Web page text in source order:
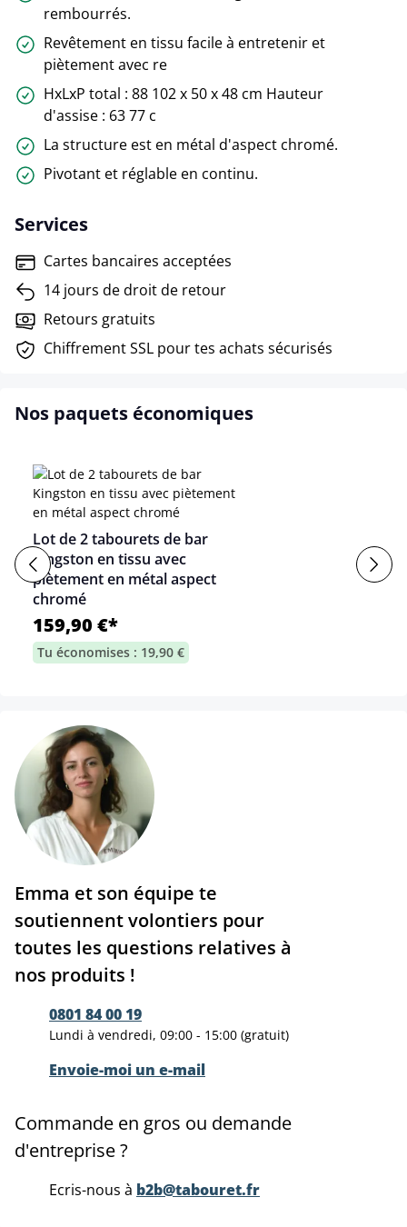
rembourrés.
Revêtement en tissu facile à entretenir et
piètement avec re
HxLxP total : 88 102 x 50 x 48 cm Hauteur
d'assise : 63 77 c
La structure est en métal d'aspect chromé.
Pivotant et réglable en continu.
Services
Cartes bancaires acceptées
14 jours de droit de retour
Retours gratuits
Chiffrement SSL pour tes achats sécurisés
Nos paquets économiques
Lot de 2 tabourets de bar
Kingston en tissu avec
piètement en métal aspect
chromé
159,90 €*
Tu économises : 19,90 €
Emma et son équipe te
soutiennent volontiers pour
toutes les questions relatives à
nos produits !
0801 84 00 19
Lundi à vendredi, 09:00 - 15:00 (gratuit)
Envoie-moi un e-mail
Commande en gros ou demande
d'entreprise ?
Ecris-nous à b2b@tabouret.fr